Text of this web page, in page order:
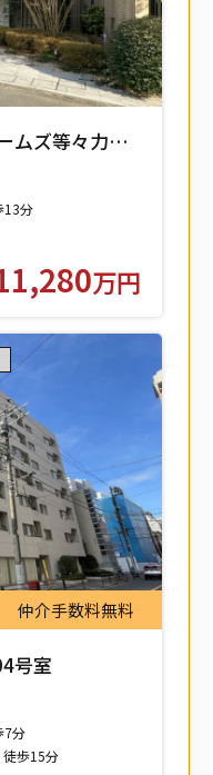
ムズ等々力レ
【世田谷区
13分
万円
仲介手数料無料
号室
7分
歩15分